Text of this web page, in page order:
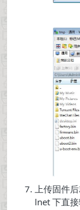
上传固件
lnet 下直